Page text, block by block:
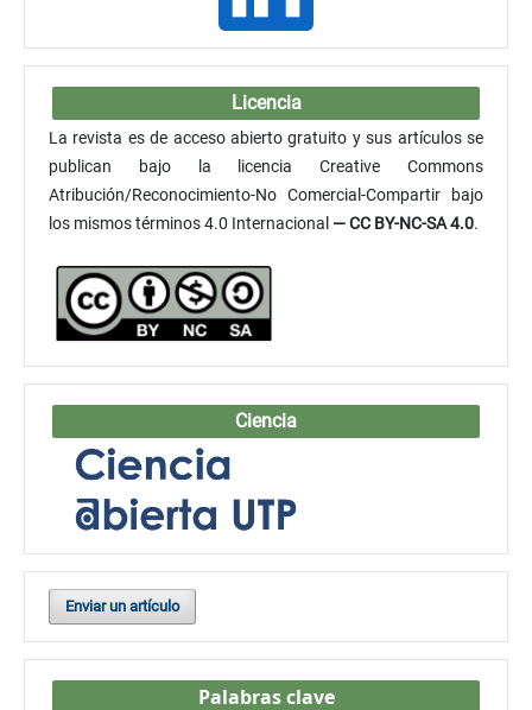
Licencia
La revista es de acceso abierto gratuito y sus artículos se
publican bajo la licencia Creative Commons
Atribución/Reconocimiento-No Comercial-Compartir bajo
los mismos términos 4.0 Internacional — CC BY-NC-SA 4.0.
Ciencia
Enviar un artículo
Palabras clave